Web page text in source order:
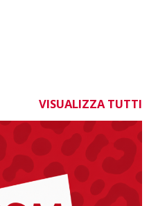
VISUALIZZA TUTTI